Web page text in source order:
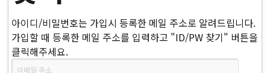
아이디/비밀번호는 가입시 등록한 메일 주소로 알려드립니다.
가입할 때 등록한 메일 주소를 입력하고 "ID/PW 찾기" 버튼을
클릭해주세요.